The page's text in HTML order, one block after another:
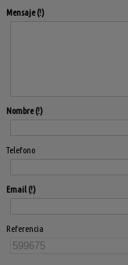
Mensaje
Nombre
Telefono
Email
Referencia